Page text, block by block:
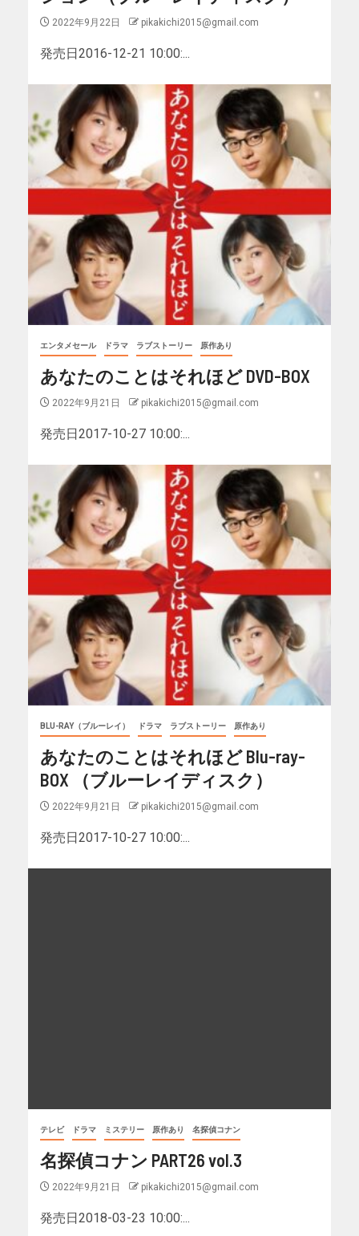
2022年9月22日 pikakichi2015@gmail.com
発売日2016-12-21 10:00:...
エンタメセール ドラマ ラブストーリー 原作あり
あなたのことはそれほど DVD-BOX
2022年9月21日 pikakichi2015@gmail.com
発売日2017-10-27 10:00:...
BLU-RAY（ブルーレイ） ドラマ ラブストーリー 原作あり
あなたのことはそれほど Blu-ray-
BOX （ブルーレイディスク）
2022年9月21日 pikakichi2015@gmail.com
発売日2017-10-27 10:00:...
テレビ ドラマ ミステリー 原作あり 名探偵コナン
名探偵コナン PART26 vol.3
2022年9月21日 pikakichi2015@gmail.com
発売日2018-03-23 10:00:...